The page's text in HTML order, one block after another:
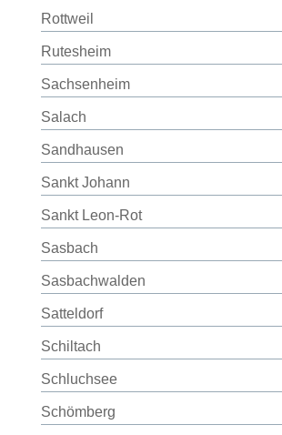
Rottweil
Rutesheim
Sachsenheim
Salach
Sandhausen
Sankt Johann
Sankt Leon-Rot
Sasbach
Sasbachwalden
Satteldorf
Schiltach
Schluchsee
Schömberg